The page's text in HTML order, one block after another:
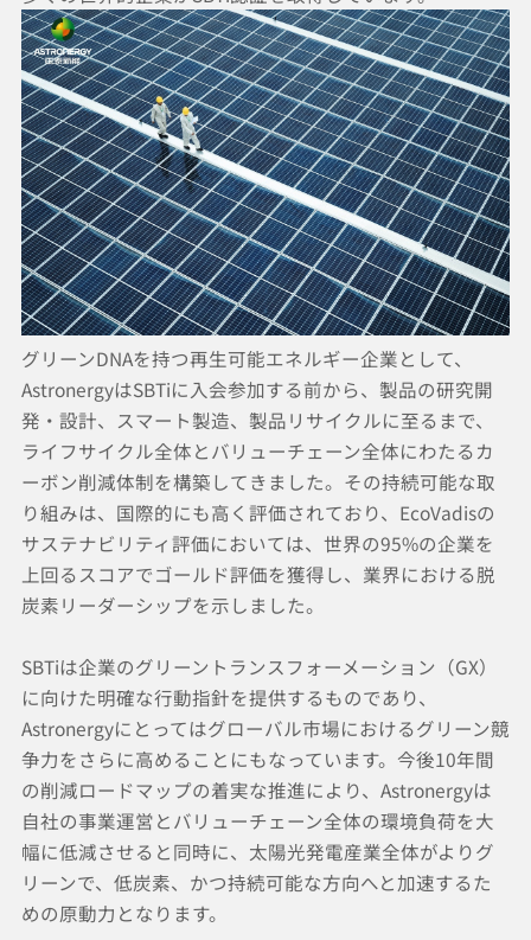
グリーンDNAを持つ再生可能エネルギー企業として、
AstronergyはSBTiに入会参加する前から、製品の研究開
発・設計、スマート製造、製品リサイクルに至るまで、
ライフサイクル全体とバリューチェーン全体にわたるカ
ーボン削減体制を構築してきました。その持続可能な取
り組みは、国際的にも高く評価されており、EcoVadisの
サステナビリティ評価においては、世界の95%の企業を
上回るスコアでゴールド評価を獲得し、業界における脱
炭素リーダーシップを示しました。
SBTiは企業のグリーントランスフォーメーション（GX）
に向けた明確な行動指針を提供するものであり、
Astronergyにとってはグローバル市場におけるグリーン競
争力をさらに高めることにもなっています。今後10年間
の削減ロードマップの着実な推進により、Astronergyは
自社の事業運営とバリューチェーン全体の環境負荷を大
幅に低減させると同時に、太陽光発電産業全体がよりグ
リーンで、低炭素、かつ持続可能な方向へと加速するた
めの原動力となります。